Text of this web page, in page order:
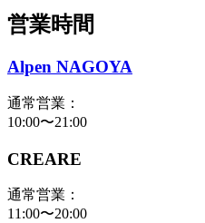
営業時間
Alpen NAGOYA
通常営業：
10:00〜21:00
CREARE
通常営業：
11:00〜20:00